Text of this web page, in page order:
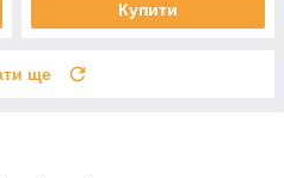
Купити
ще